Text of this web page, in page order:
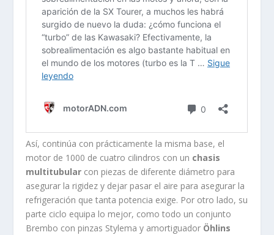
Así, continúa con prácticamente la misma base, el
motor de 1000 de cuatro cilindros con un chasis
multitubular con piezas de diferente diámetro para
asegurar la rigidez y dejar pasar el aire para asegurar la
refrigeración que tanta potencia exige. Por otro lado, su
parte ciclo equipa lo mejor, como todo un conjunto
Brembo con pinzas Stylema y amortiguador Öhlins